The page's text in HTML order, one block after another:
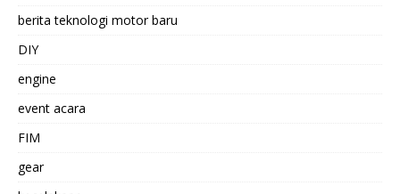
berita teknologi motor baru
DIY
engine
event acara
FIM
gear